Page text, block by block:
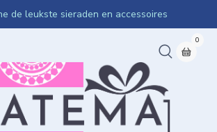
de leukste sieraden en accessoires
0